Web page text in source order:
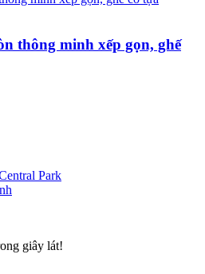
thông minh xếp gọn, ghế
giây lát!